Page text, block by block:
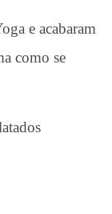
e acabaram
como se